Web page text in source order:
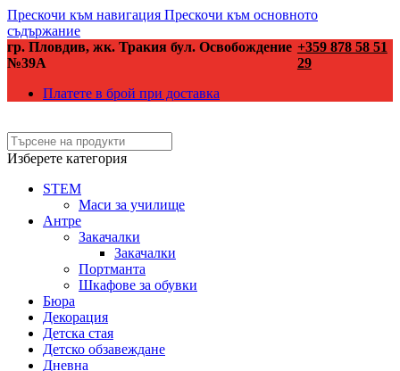
Прескочи към навигация Прескочи към основното
съдържание
гр. Пловдив, жк. Тракия бул. Освобождение
№39А
+359 878 58 51
29
Платете в брой при доставка
Изберете категория
STEM
Маси за училище
Антре
Закачалки
Закачалки
Портманта
Шкафове за обувки
Бюра
Декорация
Детска стая
Детско обзавеждане
Дневна